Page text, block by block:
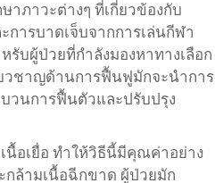
าภาวะต่างๆ ที่เกี่ยวข้องกับ
การบาดเจ็บจากการเล่นกีฬา
บผู้ป่วยที่กำลังมองหาทางเลือก
วชาญด้านการฟื้นฟูมักจะนำการ
บวนการฟื้นตัวและปรับปรุง
นื้อเยื่อ ทำให้วิธีนี้มีคุณค่าอย่าง
กล้ามเนื้อฉีกขาด ผู้ป่วยมัก